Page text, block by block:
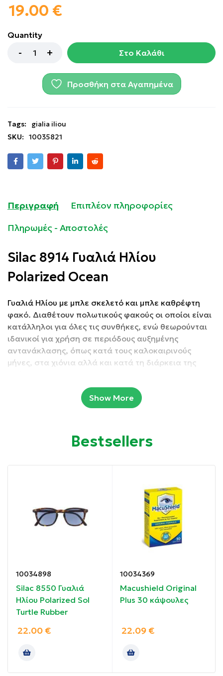
19.00 €
Quantity
Στο Καλάθι
Προσθήκη στα Αγαπημένα
Tags:
gialia iliou
SKU:
10035821
Περιγραφή
Επιπλέον πληροφορίες
Πληρωμές - Αποστολές
Silac 8914 Γυαλιά Ηλίου
Polarized Ocean
Γυαλιά Ηλίου με μπλε σκελετό και μπλε καθρέφτη
φακό. Διαθέτουν πολωτικούς φακούς οι οποίοι είναι
κατάλληλοι για όλες τις συνθήκες, ενώ θεωρούνται
ιδανικοί για χρήση σε περιόδους αυξημένης
αντανάκλασης, όπως κατά τους καλοκαιρινούς
μήνες, στα χιόνια αλλά και κατά τη διάρκεια της
ακτινοβολία UV400.
Προσφέρουν μεγαλύτερη οπτική άνεση λόγω των
Περιορίζουν τις οριζόντιες αντανακλάσεις του
φωτός, επιτρέποντας μόνο στο κάθετο φως να
Οδηγίες χρήσης:
Τοποθετήστε τα γυαλιά στα μάτια σας.
Συστατικά:
Μεταλλικοί κρόταφοι.
Show More
Bestsellers
10034898
Silac 8550 Γυαλιά
Ηλίου Polarized Sol
Turtle Rubber
22.00 €
10034369
Macushield Original
Plus 30 κάψουλες
22.09 €